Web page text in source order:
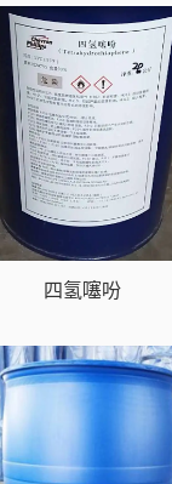
四氢噻吩